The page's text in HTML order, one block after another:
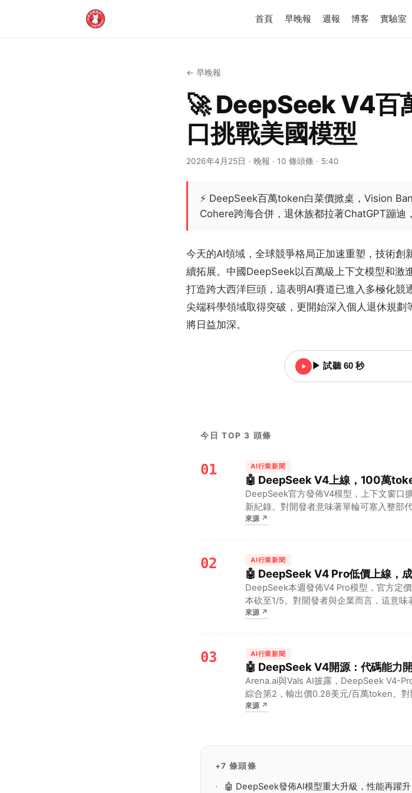
首頁 早晚報 週報 博客 實驗室
← 早晚報
🚀 DeepSeek V4百
口挑戰美國模型
2026年4月25日 · 晚報 · 10 條頭條 · 5:40
⚡ DeepSeek百萬token白菜價掀桌，Vision
Cohere跨海合併，退休族都拉著ChatGPT蹦迪
今天的AI領域，全球競爭格局正加速重塑，技術
續拓展。中國DeepSeek以百萬級上下文模型和激
打造跨大西洋巨頭，這表明AI賽道已進入多極化
尖端科學領域取得突破，更開始深入個人退休規
將日益加深。
▶ 試聽 60 秒
今日 TOP 3 頭條
01 AI行業新聞
🤖 DeepSeek V4上線，100萬
DeepSeek官方發佈V4模型，上下文窗口
新紀錄。對開發者意味著單輪可塞入整部
模型在性能與性價比上首次正面硬剛GPT-4
來源 ↗
02 AI行業新聞
🤖 DeepSeek V4 Pro低價上線，
DeepSeek本週發佈V4 Pro模型，官方定
本砍至1/5。對開發者與企業而言，這意
地，加速中國模型在全球搶客。
來源 ↗
03 AI行業新聞
🤖 DeepSeek V4開源：代碼能力
Arena.ai與Vals AI披露，DeepSeek V4-
綜合第2，輸出價0.28美元/百萬token。對
性能逼近閉源旗艦的新基線。
來源↗
+7 條頭條
🤖 DeepSeek發佈AI模型重大升級，性能再躍升